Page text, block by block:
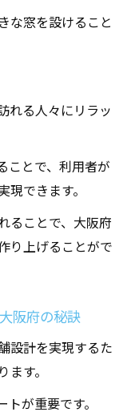
な窓を設けること
れる人々にリラッ
ことで、利用者が
できます。
ることで、大阪府
り上げることがで
阪府の秘訣
設計を実現するた
す。
が重要です。